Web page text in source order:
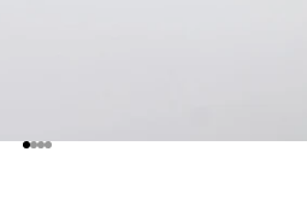
Ir al artículo 1
Ir al artículo 2
Ir al artículo 3
Ir al artículo 4